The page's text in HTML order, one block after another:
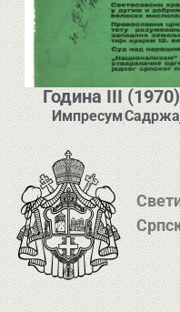
Година III
Импресум